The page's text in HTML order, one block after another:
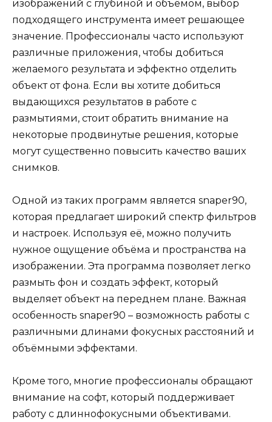
изображений с глубиной и объёмом, выбор
подходящего инструмента имеет решающее
значение. Профессионалы часто используют
различные приложения, чтобы добиться
желаемого результата и эффектно отделить
объект от фона. Если вы хотите добиться
выдающихся результатов в работе с
размытиями, стоит обратить внимание на
некоторые продвинутые решения, которые
могут существенно повысить качество ваших
снимков.
Одной из таких программ является snaper90,
которая предлагает широкий спектр фильтров
и настроек. Используя её, можно получить
нужное ощущение объёма и пространства на
изображении. Эта программа позволяет легко
размыть фон и создать эффект, который
выделяет объект на переднем плане. Важная
особенность snaper90 – возможность работы с
различными длинами фокусных расстояний и
объёмными эффектами.
Кроме того, многие профессионалы обращают
внимание на софт, который поддерживает
работу с длиннофокусными объективами.